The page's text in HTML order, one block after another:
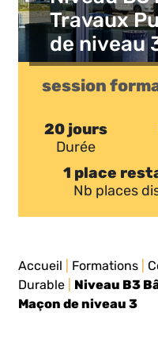
Travaux
de niveau
session
20 jours
Durée
1 place
Nb places
Accueil Formations
Durable
Niveau B3
Maçon de niveau 3